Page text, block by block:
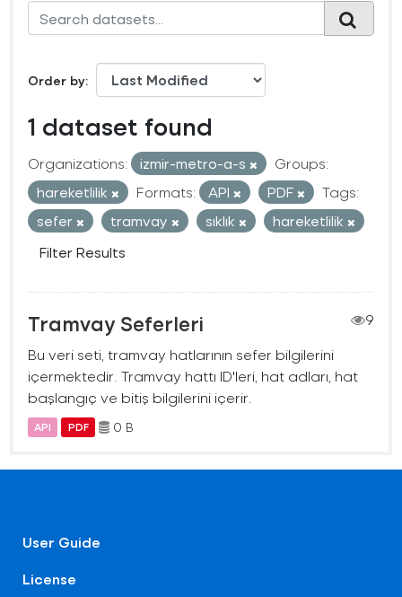
Order by
1 dataset found
Organizations: izmir-metro-a-s
Groups:
hareketlilik
Formats: API PDF
Tags:
sefer
tramvay sıklık
hareketlilik
Filter Results
Tramvay Seferleri
9
Bu veri seti, tramvay hatlarının sefer bilgilerini
içermektedir. Tramvay hattı ID'leri, hat adları, hat
başlangıç ve bitiş bilgilerini içerir.
API PDF 0 B
User Guide
License